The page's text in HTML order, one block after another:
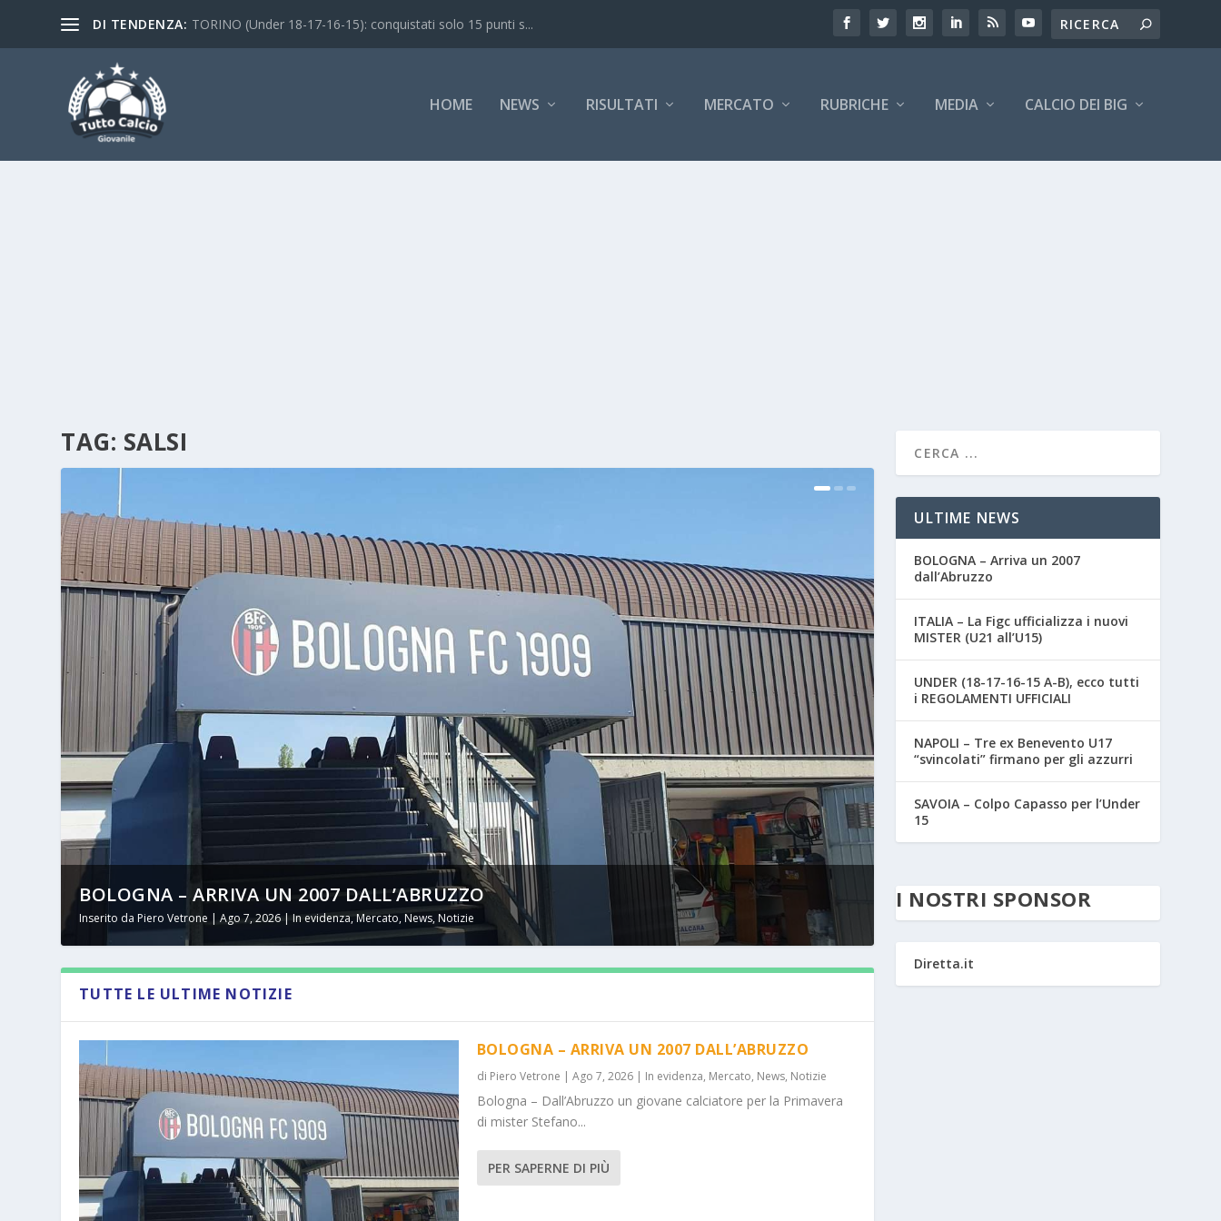
DI TENDENZA: TORINO (Under 18-17-16-15): conquistati solo 15 punti s...
HOME NEWS RISULTATI MERCATO RUBRICHE MEDIA CALCIO DEI BIG
TAG: SALSI
BOLOGNA – ARRIVA UN 2007 DALL’ABRUZZO
Inserito da Piero Vetrone |Ago 7, 2026 |In evidenza,Mercato, News,Notizie
TUTTE LE ULTIME NOTIZIE
BOLOGNA – ARRIVA UN 2007 DALL’ABRUZZO
di Piero Vetrone | Ago 7, 2026| In evidenza, Mercato, News, Notizie
Bologna – Dall’Abruzzo un giovane calciatore per la Primavera
di mister Stefano...
PER SAPERNE DI PIÙ
ULTIME NEWS
BOLOGNA – Arriva un 2007
dall’Abruzzo
ITALIA – La Figc ufficializza i nuovi
MISTER (U21 all’U15)
UNDER (18-17-16-15 A-B), ecco tutti
i REGOLAMENTI UFFICIALI
NAPOLI – Tre ex Benevento U17
“svincolati” firmano per gli azzurri
SAVOIA – Colpo Capasso per l’Under
15
I NOSTRI SPONSOR
Diretta.it